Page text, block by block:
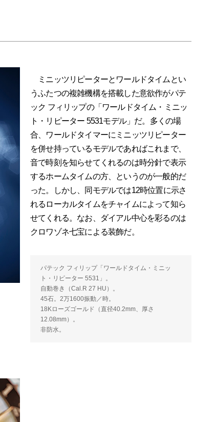
ミニッツリピーターとワールドタイムとい
うふたつの複雑機構を搭載した意欲作がパテ
ック フィリップの「ワールドタイム・ミニッ
ト・リピーター 5531モデル」だ。多くの場
合、ワールドタイマーにミニッツリピーター
を併せ持っているモデルであればこれまで、
音で時刻を知らせてくれるのは時分針で表示
するホームタイムの方、というのが一般的だ
った。しかし、同モデルでは12時位置に示さ
れるローカルタイムをチャイムによって知ら
せてくれる。なお、ダイアル中心を彩るのは
クロワゾネ七宝による装飾だ。
パテック フィリップ「ワールドタイム・ミニッ
ト・リピーター 5531」。
自動巻き（Cal.R 27 HU）。
45石。2万1600振動／時。
18Kローズゴールド（直径40.2mm、厚さ
12.08mm）。
非防水。